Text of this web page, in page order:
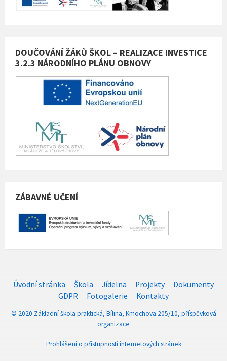
DOUČOVÁNÍ ŽÁKŮ ŠKOL – REALIZACE INVESTICE
3.2.3 NÁRODNÍHO PLÁNU OBNOVY
ZÁBAVNÉ UČENÍ
Úvodní stránka Škola Jídelna Projekty
Dokumenty
GDPR
Fotogalerie Kontakty
© 2020 Základní škola praktická, Bílina, Kmochova 205/10, příspěvková
organizace
Prohlášení o přístupnosti internetových stránek